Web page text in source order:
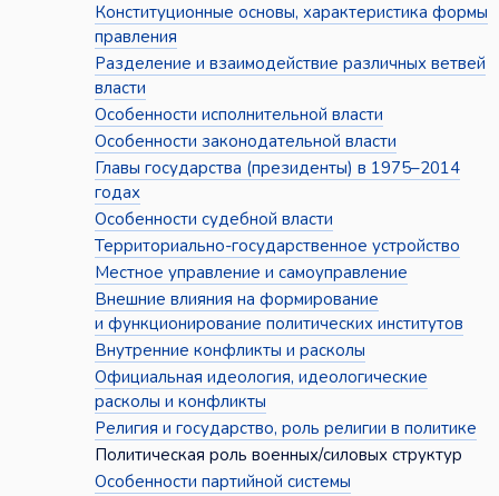
Конституционные основы, характеристика формы
правления
Разделение и взаимодействие различных ветвей
власти
Особенности исполнительной власти
Особенности законодательной власти
Главы государства (президенты) в 1975–2014
годах
Особенности судебной власти
Территориально-государственное устройство
Местное управление и самоуправление
Внешние влияния на формирование
и функционирование политических институтов
Внутренние конфликты и расколы
Официальная идеология, идеологические
расколы и конфликты
Религия и государство, роль религии в политике
Политическая роль военных/силовых структур
Особенности партийной системы